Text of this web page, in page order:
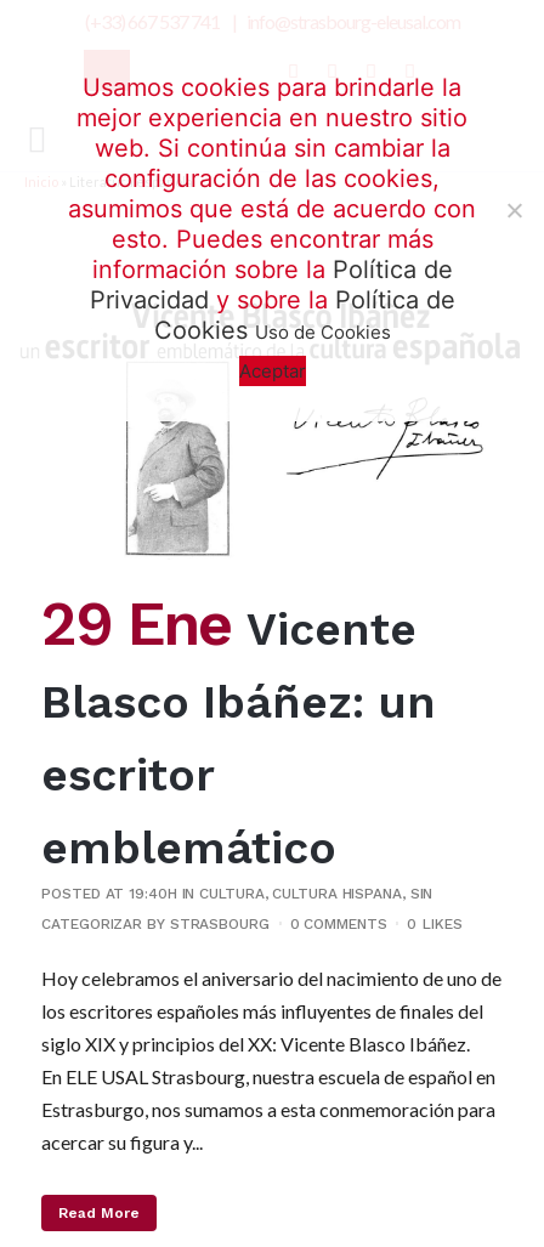
Literatura española
29 Ene Vicente
Blasco Ibáñez: un
escritor
emblemático
POSTED AT 19:40H INCULTURA,CULTURA HISPANA, SIN
CATEGORIZAR BY STRASBOURG 0 COMMENTS 0 LIKES
Hoy celebramos el aniversario del nacimiento de uno de
los escritores españoles más influyentes de finales del
siglo XIX y principios del XX: Vicente Blasco Ibáñez.
En ELE USAL Strasbourg, nuestra escuela de español en
Estrasburgo, nos sumamos a esta conmemoración para
acercar su figura y...
Read More
Usamos cookies para brindarle la
mejor experiencia en nuestro sitio
web. Si continúa sin cambiar la
configuración de las cookies,
asumimos que está de acuerdo con
esto. Puedes encontrar más
información sobre la Política de
Privacidady sobre la Política de
Cookies Uso de Cookies
Aceptar